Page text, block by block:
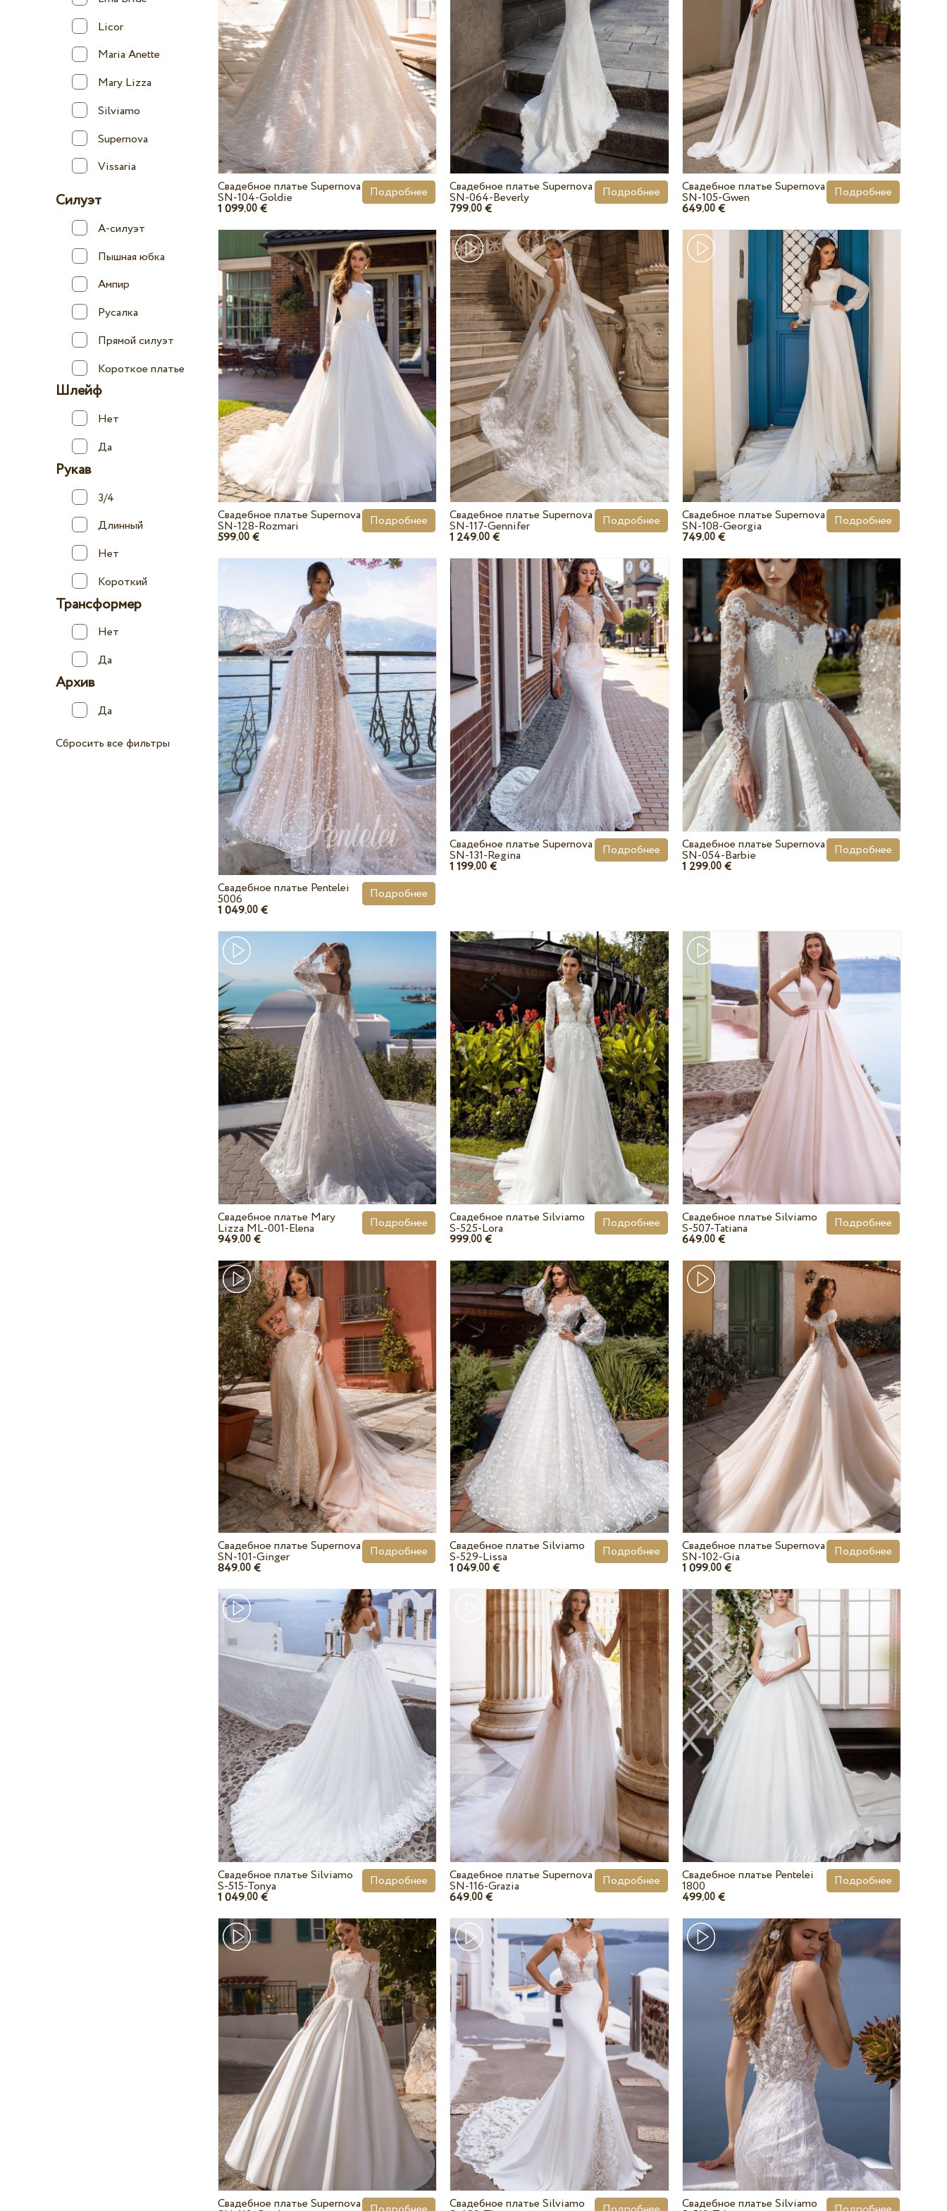
Licor
Maria Anette
Mary Lizza
Silviamo
Supernova
Vissaria
Силуэт
А-силуэт
Пышная юбка
Ампир
Русалка
Прямой силуэт
Короткое платье
Шлейф
Нет
Да
Рукав
3/4
Длинный
Нет
Короткий
Трансформер
Нет
Да
Архив
Да
Сбросить все фильтры
Свадебное платье Supernova
SN-104-Goldie
1 099.00 €
Подробнее Свадебное платье Supernova
SN-064-Beverly
799.00 €
Подробнее Свадебное платье Supernova
SN-105-Gwen
649.00€
Подробнее
Свадебное платье Supernova
SN-128-Rozmari
599.00 €
Подробнее Свадебное платье Supernova
SN-117-Gennifer
1 249.00 €
Подробнее Свадебное платье Supernova
SN-108-Georgia
749.00€
Подробнее
Свадебное платье Pentelei
5006
1 049.00 €
Подробнее
Свадебное платье Supernova
SN-131-Regina
1 199.00 €
Подробнее Свадебное платье Supernova
SN-054-Barbie
1 299.00€
Подробнее
Свадебное платье Mary
Lizza ML-001-Elena
949.00 €
Подробнее Свадебное платье Silviamo
S-525-Lora
999.00 €
Подробнее Свадебное платье Silviamo
S-507-Tatiana
649.00€
Подробнее
Свадебное платье Supernova
SN-101-Ginger
849.00 €
Подробнее Свадебное платье Silviamo
S-529-Lissa
1 049.00 €
Подробнее Свадебное платье Supernova
SN-102-Gia
1 099.00€
Подробнее
Свадебное платье Silviamo
S-515-Tonya
1 049.00 €
Подробнее Свадебное платье Supernova
SN-116-Grazia
649.00 €
Подробнее Свадебное платье Pentelei
1800
499.00€
Подробнее
Свадебное платье Supernova Свадебное платье Silviamo Свадебное платье Silviamo